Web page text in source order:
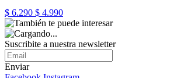
$ 6.290 $ 4.990
Suscribite a nuestra newsletter
Enviar